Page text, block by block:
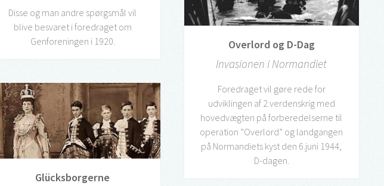
Disse og man andre spørgsmål vil
blive besvaret i foredraget om
Genforeningen i 1920.
Glücksborgerne
Overlord og D-Dag
Invasionen i Normandiet
Foredraget vil gøre rede for
udviklingen af 2.verdenskrig med
hovedvægten på forberedelserne til
operation ”Overlord” og landgangen
på Normandiets kyst den 6.juni 1944,
D-dagen.